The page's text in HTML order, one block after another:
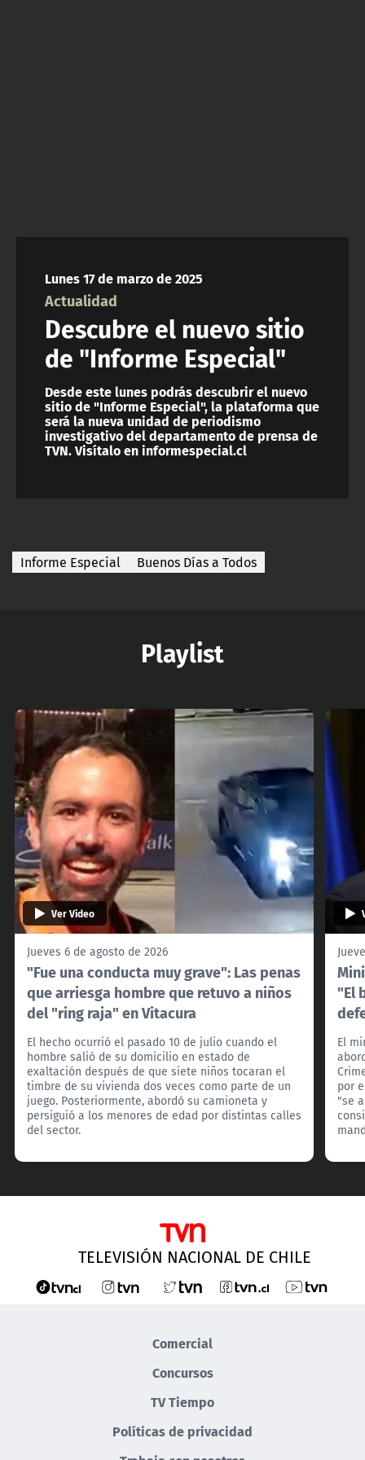
Lunes 17 de marzo de 2025
Actualidad
Descubre el nuevo sitio
de "Informe Especial"
Desde este lunes podrás descubrir el nuevo
sitio de "Informe Especial", la plataforma que
será la nueva unidad de periodismo
investigativo del departamento de prensa de
TVN. Visítalo en informespecial.cl
Informe Especial Buenos Días a Todos
Playlist
Ver Video
Jueves 6 de agosto de 2026
"Fue una conducta muy grave": Las penas
que arriesga hombre que retuvo a niños
del "ring raja" en Vitacura
El hecho ocurrió el pasado 10 de julio cuando el
hombre salió de su domicilio en estado de
exaltación después de que siete niños tocaran el
timbre de su vivienda dos veces como parte de un
juego. Posteriormente, abordó su camioneta y
persiguió a los menores de edad por distintas calles
del sector.
"El
El
por
"se
TELEVISIÓN NACIONAL DE CHILE
Comercial
Concursos
TV Tiempo
Políticas de privacidad